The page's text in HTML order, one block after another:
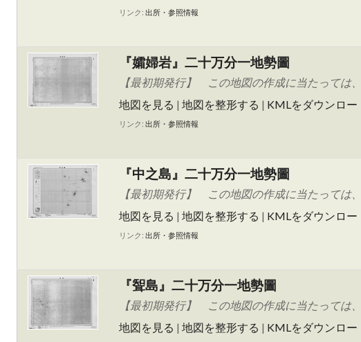
リンク: 出所・参照情報
『孀婦岩』二十万分一地勢圖
【最初期発行】 この地図の作成に当たっては
地図を見る | 地図を整形する | KMLをダウンロー
リンク: 出所・参照情報
『中之島』二十万分一地勢圖
【最初期発行】 この地図の作成に当たっては
地図を見る | 地図を整形する | KMLをダウンロー
リンク: 出所・参照情報
『聟島』二十万分一地勢圖
【最初期発行】 この地図の作成に当たっては
地図を見る | 地図を整形する | KMLをダウンロー